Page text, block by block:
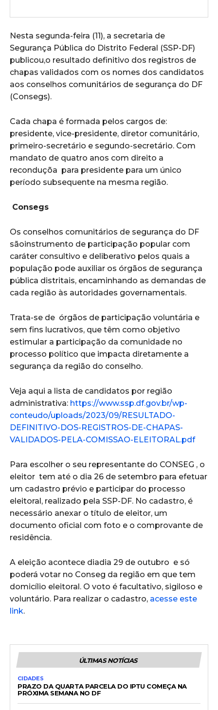
Nesta segunda-feira (11), a secretaria de
Segurança Pública do Distrito Federal (SSP-DF)
publicou,o resultado definitivo dos registros de
chapas validados com os nomes dos candidatos
aos conselhos comunitários de segurança do DF
(Consegs).
Cada chapa é formada pelos cargos de:
presidente, vice-presidente, diretor comunitário,
primeiro-secretário e segundo-secretário. Com
mandato de quatro anos com direito a
reconduçõa para presidente para um único
período subsequente na mesma região.
Consegs
Os conselhos comunitários de segurança do DF
sãoinstrumento de participação popular com
caráter consultivo e deliberativo pelos quais a
população pode auxiliar os órgãos de segurança
pública distritais, encaminhando as demandas de
cada região às autoridades governamentais.
Trata-se de órgãos de participação voluntária e
sem fins lucrativos, que têm como objetivo
estimular a participação da comunidade no
processo político que impacta diretamente a
segurança da região do conselho.
Veja aqui a lista de candidatos por região
administrativa: https://www.ssp.df.gov.br/wp-
conteudo/uploads/2023/09/RESULTADO-
DEFINITIVO-DOS-REGISTROS-DE-CHAPAS-
VALIDADOS-PELA-COMISSAO-ELEITORAL.pdf
Para escolher o seu representante do CONSEG , o
eleitor tem até o dia 26 de setembro para efetuar
um cadastro prévio e participar do processo
eleitoral, realizado pela SSP-DF. No cadastro, é
necessário anexar o título de eleitor, um
documento oficial com foto e o comprovante de
residência.
A eleição acontece diadia 29 de outubro e só
poderá votar no Conseg da região em que tem
domicílio eleitoral. O voto é facultativo, sigiloso e
voluntário. Para realizar o cadastro, acesse este
link.
ÚLTIMAS NOTÍCIAS
CIDADES
PRAZO DA QUARTA PARCELA DO IPTU COMEÇA NA
PRÓXIMA SEMANA NO DF